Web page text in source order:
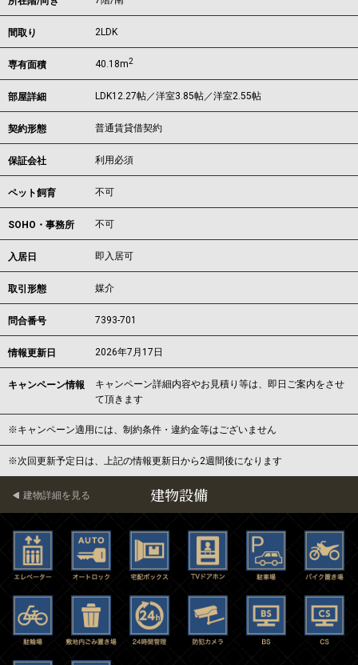
間取り 2LDK
専有面積 40.18m2
部屋詳細 LDK12.27帖／洋室3.85帖／洋室2.55帖
契約形態 普通賃貸借契約
保証会社 利用必須
ペット飼育 不可
SOHO・事務所 不可
入居日 即入居可
取引形態 媒介
問合番号 7393-701
情報更新日 2026年7月17日
キャンペーン情報
キャンペーン詳細内容やお見積り等は、即日ご案内をさせ
て頂きます
※キャンペーン適用には、制約条件・違約金等はございません
※次回更新予定日は、上記の情報更新日から2週間後になります
建物設備
建物詳細を見る